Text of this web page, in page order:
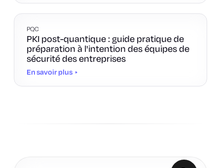
PQC
PKI post-quantique : guide pratique de
préparation à l'intention des équipes de
sécurité des entreprises
En savoir plus